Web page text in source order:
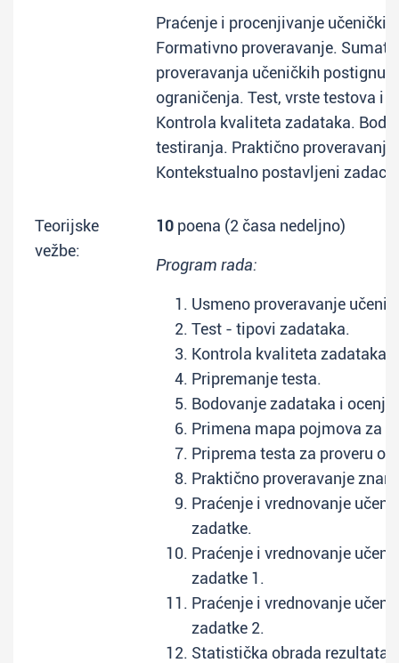
Praćenje i procenjivanje
Formativno proveravanje.
proveravanja učeničkih
ograničenja. Test, vrste testova i
Kontrola kvaliteta zadataka.
testiranja. Praktično
Kontekstualno postavljeni zadaci.
Teorijske
vežbe:
10 poena (2 časa nedeljno)
Program rada:
Usmeno proveravanje
Test - tipovi zadataka.
Kontrola kvaliteta zadataka.
Pripremanje testa.
Bodovanje zadataka i
Primena mapa pojmova za
Priprema testa za proveru
Praktično proveravanje
Praćenje i vrednovanje
zadatke.
Praćenje i vrednovanje
zadatke 1.
Praćenje i vrednovanje
zadatke 2.
Statistička obrada rezultata